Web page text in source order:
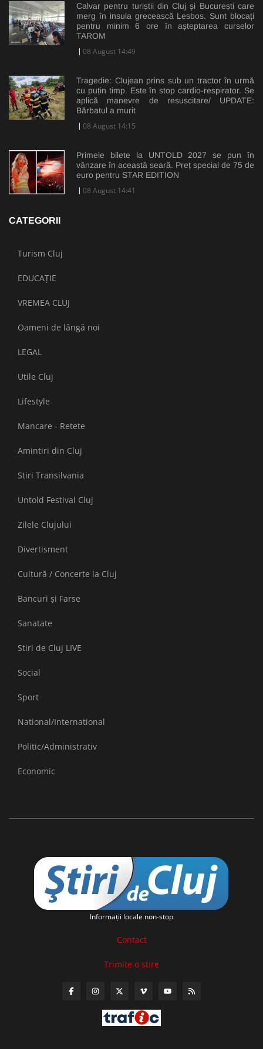
Calvar pentru turiștii din Cluj și București care
merg în insula grecească Lesbos. Sunt blocați
pentru minim 6 ore în așteptarea curselor
TAROM
08 August 14:49
Tragedie: Clujean prins sub un tractor în urmă
cu puțin timp. Este în stop cardio-respirator. Se
aplică manevre de resuscitare/ UPDATE:
Bărbatul a murit
08 August 14:15
Primele bilete la UNTOLD 2027 se pun în
vânzare în această seară. Preț special de 75 de
euro pentru STAR EDITION
08 August 14:41
CATEGORII
Turism Cluj
EDUCAȚIE
VREMEA CLUJ
Oameni de lângă noi
LEGAL
Utile Cluj
Lifestyle
Mancare - Retete
Amintiri din Cluj
Stiri Transilvania
Untold Festival Cluj
Zilele Clujului
Divertisment
Cultură / Concerte la Cluj
Bancuri și Farse
Sanatate
Stiri de Cluj LIVE
Social
Sport
National/International
Politic/Administrativ
Economic
Informaţii locale non-stop
Contact
Trimite o stire